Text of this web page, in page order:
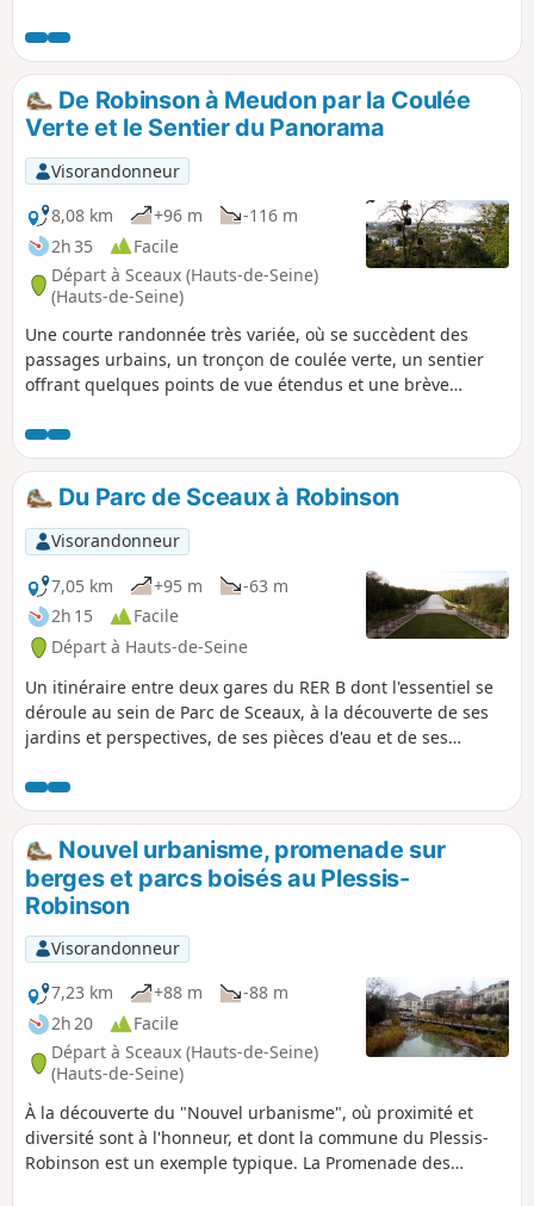
qui propose l'une des voies les moins difficiles pour
rejoindre à vélo la Forêt de Verrières. C'est aussi une
longueur raisonnable pour tous ceux qui pratiquent plus
rarement le vélo, mais l'itinéraire dans la forêt peut très
simplement être allongé.
De Robinson à Meudon par la Coulée
Verte et le Sentier du Panorama
Visorandonneur
8,08 km
+96 m
-116 m
2h 35
Facile
Départ à Sceaux (Hauts-de-Seine)
(Hauts-de-Seine)
Une courte randonnée très variée, où se succèdent des
passages urbains, un tronçon de coulée verte, un sentier
offrant quelques points de vue étendus et une brève
Du Parc de Sceaux à Robinson
Visorandonneur
7,05 km
+95 m
-63 m
2h 15
Facile
Départ à Hauts-de-Seine
Un itinéraire entre deux gares du RER B dont l'essentiel se
déroule au sein de Parc de Sceaux, à la découverte de ses
jardins et perspectives, de ses pièces d'eau et de ses
Nouvel urbanisme, promenade sur
berges et parcs boisés au Plessis-
Robinson
Visorandonneur
7,23 km
+88 m
-88 m
2h 20
Facile
Départ à Sceaux (Hauts-de-Seine)
(Hauts-de-Seine)
À la découverte du "Nouvel urbanisme", où proximité et
diversité sont à l'honneur, et dont la commune du Plessis-
Robinson est un exemple typique. La Promenade des